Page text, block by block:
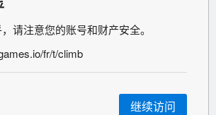
请注意您的账号和财产安全。
fr/t/climb
继续访问